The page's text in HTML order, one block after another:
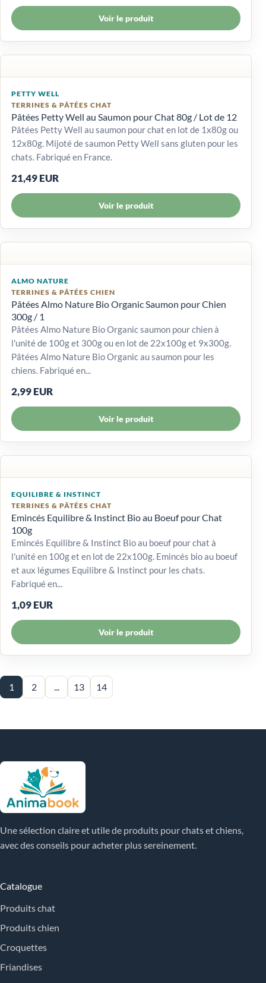
Voir le produit
PETTY WELL
TERRINES & PÂTÉES CHAT
Pâtées Petty Well au Saumon pour Chat 80g / Lot de 12
Pâtées Petty Well au saumon pour chat en lot de 1x80g ou
12x80g. Mijoté de saumon Petty Well sans gluten pour les
chats. Fabriqué en France.
21,49 EUR
Voir le produit
ALMO NATURE
TERRINES & PÂTÉES CHIEN
Pâtées Almo Nature Bio Organic Saumon pour Chien
300g / 1
Pâtées Almo Nature Bio Organic saumon pour chien à
l'unité de 100g et 300g ou en lot de 22x100g et 9x300g.
Pâtées Almo Nature Bio Organic au saumon pour les
chiens. Fabriqué en...
2,99 EUR
Voir le produit
EQUILIBRE & INSTINCT
TERRINES & PÂTÉES CHAT
Emincés Equilibre & Instinct Bio au Boeuf pour Chat
100g
Emincés Equilibre & Instinct Bio au boeuf pour chat à
l'unité en 100g et en lot de 22x100g. Emincés bio au boeuf
et aux légumes Equilibre & Instinct pour les chats.
Fabriqué en...
1,09 EUR
Voir le produit
1 2 ... 13 14
Une sélection claire et utile de produits pour chats et chiens,
avec des conseils pour acheter plus sereinement.
Catalogue
Produits chat
Produits chien
Croquettes
Friandises